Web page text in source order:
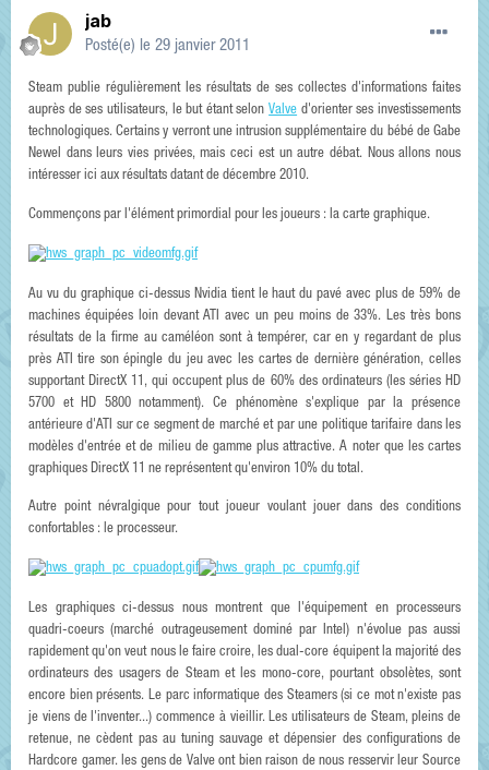
jab
Posté(e) le 29 janvier 2011
Steam publie régulièrement les résultats de ses collectes d'informations faites
auprès de ses utilisateurs, le but étant selonValve d'orienter ses investissements
technologiques. Certains y verront une intrusion supplémentaire du bébé de Gabe
Newel dans leurs vies privées, mais ceci est un autre débat. Nous allons nous
intéresser ici aux résultats datant de décembre 2010.
Commençons par l'élément primordial pour les joueurs : la carte graphique.
Au vu du graphique ci-dessus Nvidia tient le haut du pavé avec plus de 59% de
machines équipées loin devant ATI avec un peu moins de 33%. Les très bons
résultats de la firme au caméléon sont à tempérer, car en y regardant de plus
près ATI tire son épingle du jeu avec les cartes de dernière génération, celles
supportant DirectX 11, qui occupent plus de 60% des ordinateurs (les séries HD
5700 et HD 5800 notamment). Ce phénomène s'explique par la présence
antérieure d'ATI sur ce segment de marché et par une politique tarifaire dans les
modèles d'entrée et de milieu de gamme plus attractive. A noter que les cartes
graphiques DirectX 11 ne représentent qu'environ 10% du total.
Autre point névralgique pour tout joueur voulant jouer dans des conditions
confortables : le processeur.
Les graphiques ci-dessus nous montrent que l'équipement en processeurs
quadri-coeurs (marché outrageusement dominé par Intel) n'évolue pas aussi
rapidement qu'on veut nous le faire croire, les dual-core équipent la majorité des
ordinateurs des usagers de Steam et les mono-core, pourtant obsolètes, sont
encore bien présents. Le parc informatique des Steamers (si ce mot n'existe pas
je viens de l'inventer...) commence à vieillir. Les utilisateurs de Steam, pleins de
retenue, ne cèdent pas au tuning sauvage et dépensier des configurations de
Hardcore gamer. les gens de Valve ont bien raison de nous resservir leur Source